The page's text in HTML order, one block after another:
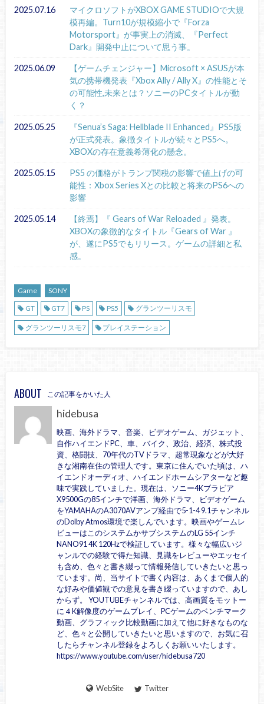
2025.07.16
マイクロソフトがXBOX GAME STUDIOで大規
模再編。Turn10が規模縮小で『Forza
Motorsport』が事実上の消滅、『Perfect
Dark』開発中止について思う事。
2025.06.09
【ゲームチェンジャー】Microsoft × ASUSが本
気の携帯機発表『Xbox Ally / Ally X』の性能とそ
の可能性,未来とは？ソニーのPCタイトルが動
く？
2025.05.25
『Senua’s Saga: Hellblade II Enhanced』PS5版
が正式発表。象徴タイトルが続々とPS5へ。
XBOXの存在意義希薄化の懸念。
2025.05.15
PS5 の価格がトランプ関税の影響で値上げの可
能性：Xbox Series Xとの比較と将来のPS6への
影響
2025.05.14
【終焉】『 Gears of War Reloaded 』発表。
XBOXの象徴的なタイトル『Gears of War 』
が、遂にPS5でもリリース。ゲームの詳細と私
感。
Game
SONY
GT
GT7 PS PS5 グランツーリスモ
グランツーリスモ7 プレイステーション
ABOUT この記事をかいた人
hidebusa
映画、海外ドラマ、音楽、ビデオゲーム、ガジェット、
自作ハイエンドPC、車、バイク、政治、経済、株式投
資、格闘技、70年代のTVドラマ、超常現象などが大好
きな湘南在住の管理人です。東京に住んでいた頃は、ハ
イエンドオーディオ、ハイエンドホームシアターなど趣
味で実践していました。現在は、ソニー4Kブラビア
X9500Gの85インチで洋画、海外ドラマ、ビデオゲーム
をYAMAHAのA3070AVアンプ経由で5-1-4 9.1チャンネル
のDolby Atmos環境で楽しんでいます。映画やゲームレ
ビューはこのシステムかサブシステムのLG 55インチ
NANO91 4K 120Hzで検証しています。様々な幅広いジ
ャンルでの経験で得た知識、見識をレビューやエッセイ
も含め、色々と書き綴って情報発信していきたいと思っ
ています。尚、当サイトで書く内容は、あくまで個人的
な好みや価値観での意見を書き綴っていますので、あし
からず。 YOUTUBEチャンネルでは、高画質をモットー
に４K解像度のゲームプレイ、PCゲームのベンチマーク
動画、グラフィック比較動画に加えて他に好きなものな
ど、色々と公開していきたいと思いますので、お気に召
したらチャンネル登録をよろしくお願いいたします。
https://www.youtube.com/user/hidebusa720
WebSite Twitter